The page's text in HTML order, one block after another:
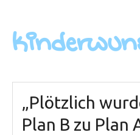
„Plötzlich
Plan B zu Plan